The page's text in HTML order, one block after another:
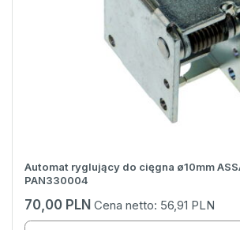
Automat ryglujący do cięgna ø10mm
PAN330004
70,00 PLN Cena netto: 56,91 PLN